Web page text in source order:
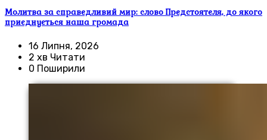
Молитва за справедливий мир: слово Предстоятеля, до якого
приєднується наша громада
16 Липня, 2026
2 хв Читати
0 Поширили